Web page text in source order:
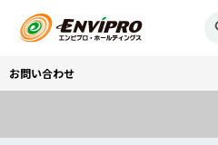
お問い合わせ